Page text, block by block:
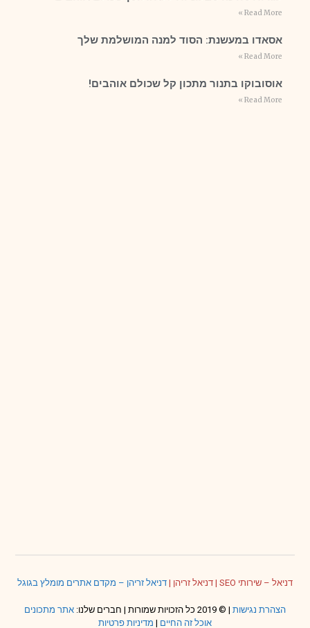
Read More »
אסאדו במעשנת: הסוד למנה המושלמת שלך
Read More »
אוסובוקו בתנור מתכון קל שכולם אוהבים!
Read More »
דניאל – שירותי SEO | דניאל זריהן | דניאל זריהן – מקדם אתרים מומלץ בגוגל
הצהרת נגישות | © 2019 כל הזכויות שמורות | חברים שלנו:
אתר מתכונים
אוכל זה החיים | מדיניות פרטיות